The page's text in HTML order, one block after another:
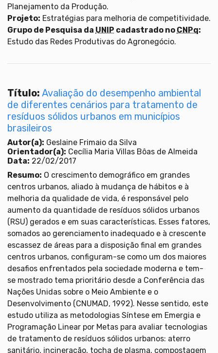
Planejamento da Produção.
Projeto: Estratégias para melhoria de competitividade.
Grupo de Pesquisa da UNIP cadastrado no CNPq:
Estudo das Redes Produtivas do Agronegócio.
Título: Avaliação do desempenho ambiental
de diferentes cenários para tratamento de
resíduos sólidos urbanos em municípios
brasileiros
Autor(a): Geslaine Frimaio da Silva
Orientador(a): Cecília Maria Villas Bôas de Almeida
Data: 22/02/2017
Resumo: O crescimento demográfico em grandes
centros urbanos, aliado à mudança de hábitos e à
melhoria da qualidade de vida, é responsável pelo
aumento da quantidade de resíduos sólidos urbanos
(RSU) gerados e em suas características. Esses fatores,
somados ao gerenciamento inadequado e à crescente
escassez de áreas para a disposição final em grandes
centros urbanos, configuram-se como um dos maiores
desafios enfrentados pela sociedade moderna e tem-
se mostrado tema prioritário desde a Conferência das
Nações Unidas sobre o Meio Ambiente e o
Desenvolvimento (CNUMAD, 1992). Nesse sentido, este
estudo utiliza as metodologias Síntese em Emergia e
Programação Linear por Metas para avaliar tecnologias
de tratamento de resíduos sólidos urbanos: aterro
sanitário, incineração, tocha de plasma, compostagem